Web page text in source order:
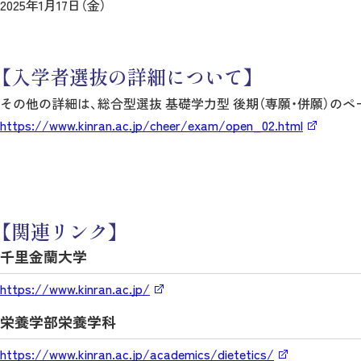
2025年1月17日（金）
【入学者選抜の詳細について】
その他の詳細は、総合型選抜 基礎学力型 後期（専願・併願）の
https://www.kinran.ac.jp/cheer/exam/open_02.html
【関連リンク】
千里金蘭大学
https://www.kinran.ac.jp/
栄養学部栄養学科
https://www.kinran.ac.jp/academics/dietetics/